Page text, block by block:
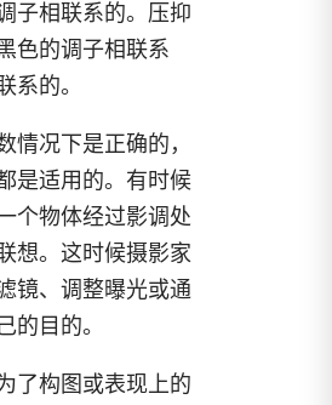
子相联系的。压抑
色的调子相联系
系的。
情况下是正确的，
是适用的。有时候
个物体经过影调处
想。这时候摄影家
镜、调整曝光或通
的目的。
了构图或表现上的